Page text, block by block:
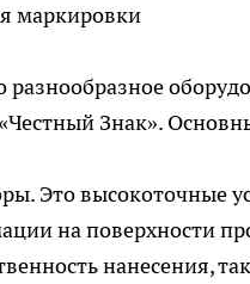
маркировки
разнообразное
Знак».
Это высокоточные
на поверхности
нанесения,